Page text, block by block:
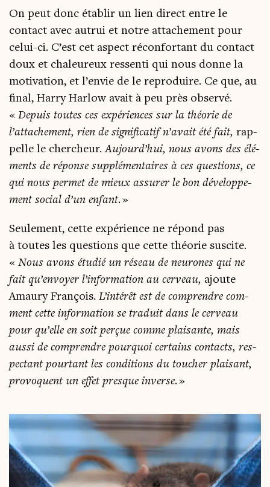
On peut donc éta­blir un lien direct entre le
contact avec autrui et notre atta­che­ment pour
celui-ci. C’est cet aspect récon­for­tant du contact
doux et cha­leu­reux res­sen­ti qui nous donne la
moti­va­tion, et l’envie de le repro­duire. Ce que, au
final, Har­ry Har­low avait à peu près obser­vé.
« Depuis toutes ces expé­riences sur la théo­rie de
l’attachement, rien de signi­fi­ca­tif n’avait été fait, rap­
pelle le cher­cheur.Aujourd’hui, nous avons des élé­
ments de réponse sup­plé­men­taires à ces ques­tions, ce
qui nous per­met de mieux assu­rer le bon déve­lop­pe­
ment social d’un enfant. »
Seule­ment, cette expé­rience ne répond pas
à toutes les ques­tions que cette théo­rie sus­cite.
« Nous avons étu­dié un réseau de neu­rones qui ne
fait qu’envoyer l’information au cer­veau, ajoute
Amau­ry Fran­çois. L’intérêt est de com­prendre com­
ment cette infor­ma­tion se tra­duit dans le cer­veau
pour qu’elle en soit per­çue comme plai­sante, mais
aus­si de com­prendre pour­quoi cer­tains contacts, res­
pec­tant pour­tant les condi­tions du tou­cher plai­sant,
pro­voquent un effet presque inverse. »